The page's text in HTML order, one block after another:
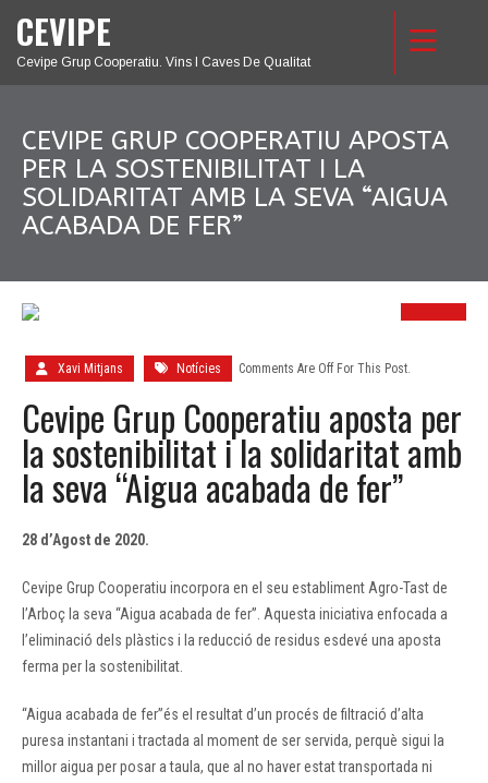
CEVIPE
Cevipe Grup Cooperatiu. Vins I Caves De Qualitat
CEVIPE GRUP COOPERATIU APOSTA
PER LA SOSTENIBILITAT I LA
SOLIDARITAT AMB LA SEVA “AIGUA
ACABADA DE FER”
28
Xavi Mitjans Notícies Comments Are Off For This Post.
Cevipe Grup Cooperatiu aposta per
la sostenibilitat i la solidaritat amb
la seva “Aigua acabada de fer”
28 d’Agost de 2020.
Cevipe Grup Cooperatiu incorpora en el seu establiment Agro-Tast de
l’Arboç la seva “Aigua acabada de fer”. Aquesta iniciativa enfocada a
l’eliminació dels plàstics i la reducció de residus esdevé una aposta
ferma per la sostenibilitat.
“Aigua acabada de fer”és el resultat d’un procés de filtració d’alta
puresa instantani i tractada al moment de ser servida, perquè sigui la
millor aigua per posar a taula, que al no haver estat transportada ni